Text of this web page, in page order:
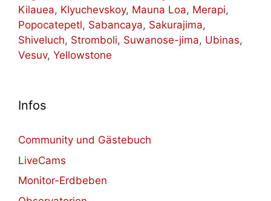
Kilauea, Klyuchevskoy, Mauna Loa, Merapi,
Popocatepetl, Sabancaya, Sakurajima,
Shiveluch, Stromboli, Suwanose-jima, Ubinas,
Vesuv, Yellowstone
Infos
Community und Gästebuch
LiveCams
Monitor-Erdbeben